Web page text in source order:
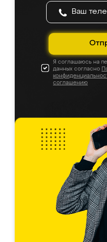
Я соглашаюсь на
данных согласно
соглашению